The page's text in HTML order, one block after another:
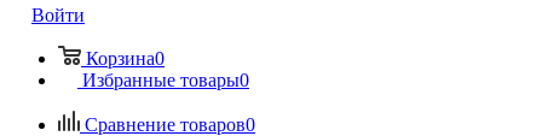
Войти
Корзина0
Избранные товары0
Сравнение товаров0